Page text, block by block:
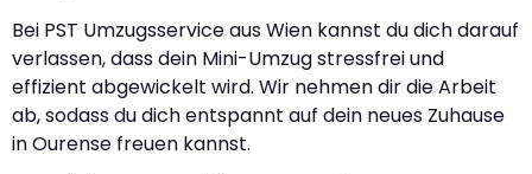
Bei PST Umzugsservice aus Wien kannst du dich darauf
verlassen, dass dein Mini-Umzug stressfrei und
effizient abgewickelt wird. Wir nehmen dir die Arbeit
ab, sodass du dich entspannt auf dein neues Zuhause
in Ourense freuen kannst.